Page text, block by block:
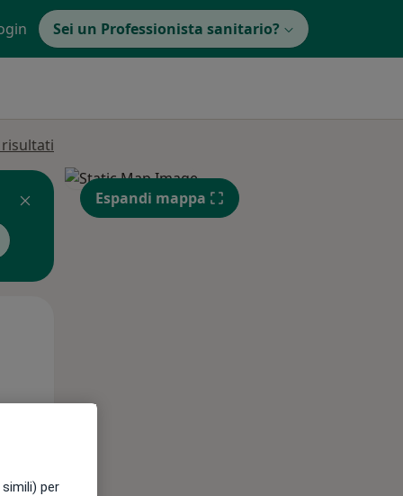
Sei un Professionista sanitario?
Espandi mappa
per